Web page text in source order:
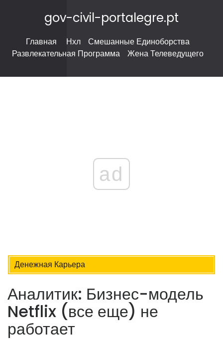
gov-civil-portalegre.pt
Главная Нхл
Смешанные Единоборства
Развлекательная Программа
Жена Телеведущего
ad
Денежная Карьера
Аналитик: Бизнес-модель
Netflix (все еще) не
работает